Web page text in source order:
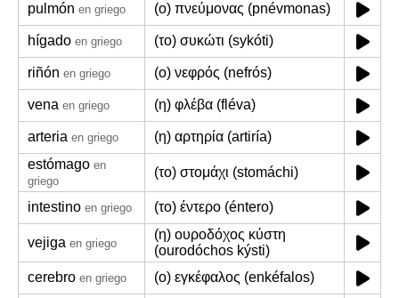
pulmón en griego (ο) πνεύμονας (pnévmonas)
hígado en griego (το) συκώτι (sykóti)
riñón en griego (ο) νεφρός (nefrós)
vena en griego (η) φλέβα (fléva)
arteria en griego
(η) αρτηρία (artiría)
estómago en
griego
(το) στομάχι (stomáchi)
intestino en griego (το) έντερο (éntero)
vejiga en griego
(η) ουροδόχος κύστη
(ourodóchos kýsti)
cerebro en griego (ο) εγκέφαλος (enkéfalos)